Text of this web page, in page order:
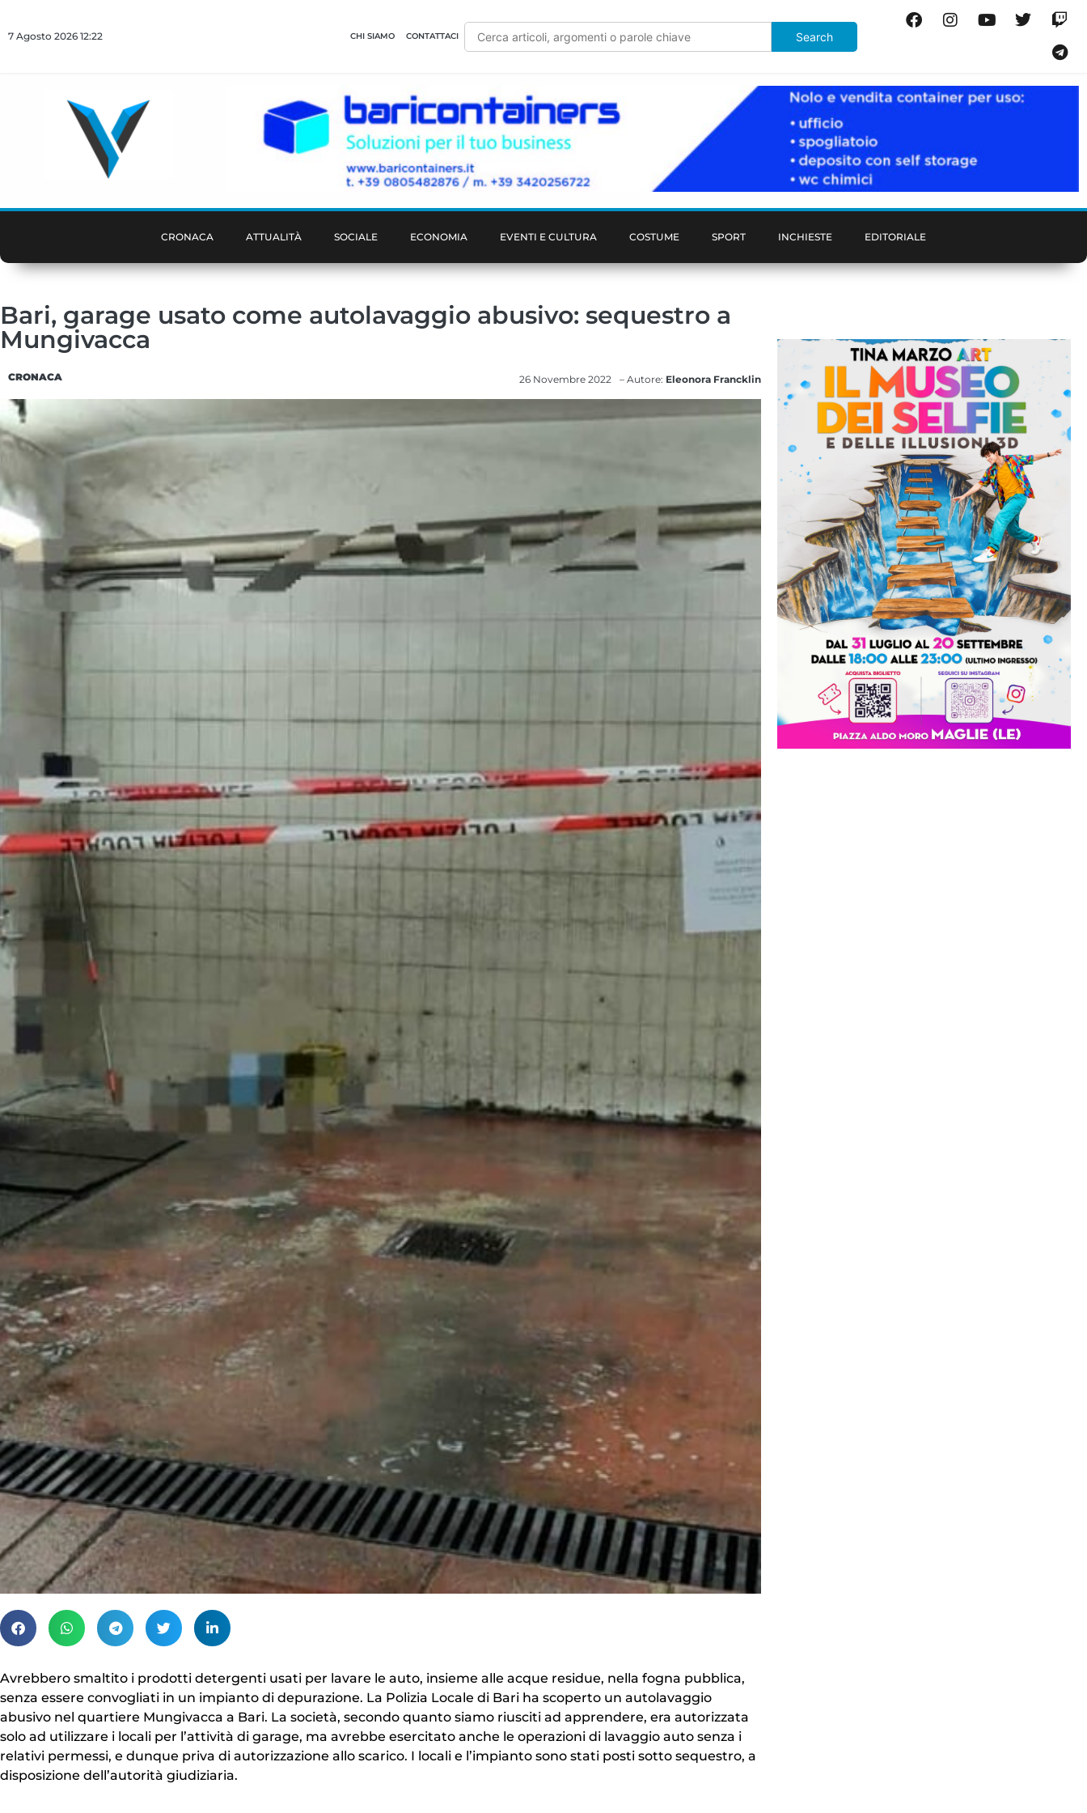
7 Agosto 2026 12:22 CHI SIAMO CONTATTACI
CRONACA ATTUALITÀ SOCIALE ECONOMIA EVENTI E CULTURA COSTUME SPORT INCHIESTE EDITORIALE
Bari, garage usato come autolavaggio abusivo: sequestro a
Mungivacca
CRONACA 26 Novembre 2022 – Autore: Eleonora Francklin
Avrebbero smaltito i prodotti detergenti usati per lavare le auto, insieme alle acque residue, nella fogna pubblica,
senza essere convogliati in un impianto di depurazione. La Polizia Locale di Bari ha scoperto un autolavaggio
abusivo nel quartiere Mungivacca a Bari. La società, secondo quanto siamo riusciti ad apprendere, era autorizzata
solo ad utilizzare i locali per l’attività di garage, ma avrebbe esercitato anche le operazioni di lavaggio auto senza i
relativi permessi, e dunque priva di autorizzazione allo scarico. I locali e l’impianto sono stati posti sotto sequestro, a
disposizione dell’autorità giudiziaria.